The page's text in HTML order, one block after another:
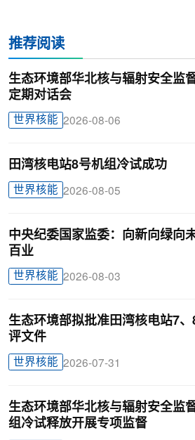
推荐阅读
生态环境部华北核与辐射安全监
定期对话会
世界核能 2026-08-06
田湾核电站8号机组冷试成功
世界核能 2026-08-05
中央纪委国家监委：向新向绿向
百业
世界核能 2026-08-03
生态环境部拟批准田湾核电站7
评文件
世界核能 2026-07-31
生态环境部华北核与辐射安全监
组冷试释放开展专项监督